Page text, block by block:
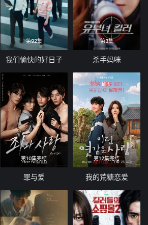
第92集
我们愉快的好日子
第3集
杀手妈咪
第10集完结
罪与爱
第12集完结
我的荒糖恋爱